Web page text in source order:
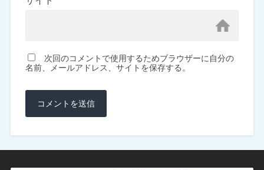
次回のコメントで使用するためブラウザーに自分の
名前、メールアドレス、サイトを保存する。